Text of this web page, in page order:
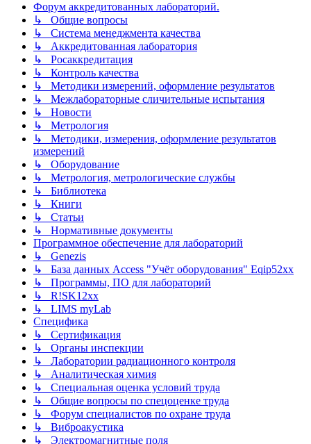
Форум аккредитованных лабораторий.
↳ Общие вопросы
↳ Система менеджмента качества
↳ Аккредитованная лаборатория
↳ Росаккредитация
↳ Контроль качества
↳ Методики измерений, оформление результатов
↳ Межлабораторные сличительные испытания
↳ Новости
↳ Метрология
↳ Методики, измерения, оформление результатов
измерений
↳ Оборудование
↳ Метрология, метрологические службы
↳ Библиотека
↳ Книги
↳ Статьи
↳ Нормативные документы
Программное обеспечение для лабораторий
↳ Genezis
↳ База данных Access "Учёт оборудования" Eqip52xx
↳ Программы, ПО для лабораторий
↳ R!SK12xx
↳ LIMS myLab
Специфика
↳ Сертификация
↳ Органы инспекции
↳ Лаборатории радиационного контроля
↳ Аналитическая химия
↳ Специальная оценка условий труда
↳ Общие вопросы по спецоценке труда
↳ Форум специалистов по охране труда
↳ Виброакустика
↳ Электромагнитные поля